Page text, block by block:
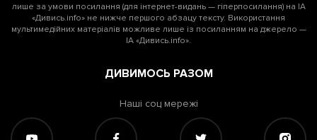
лише за умови посилання (для інтернет-видань — гіперпосилання) на ІА
«Дивись.info» не нижче першого абзацу тексту. Використання
мультимедійних матеріалів можливе лише із посиланням на джерело —
ІА «Дивись.info».
ДИВИМОСЬ РАЗОМ
Наші соц мережі